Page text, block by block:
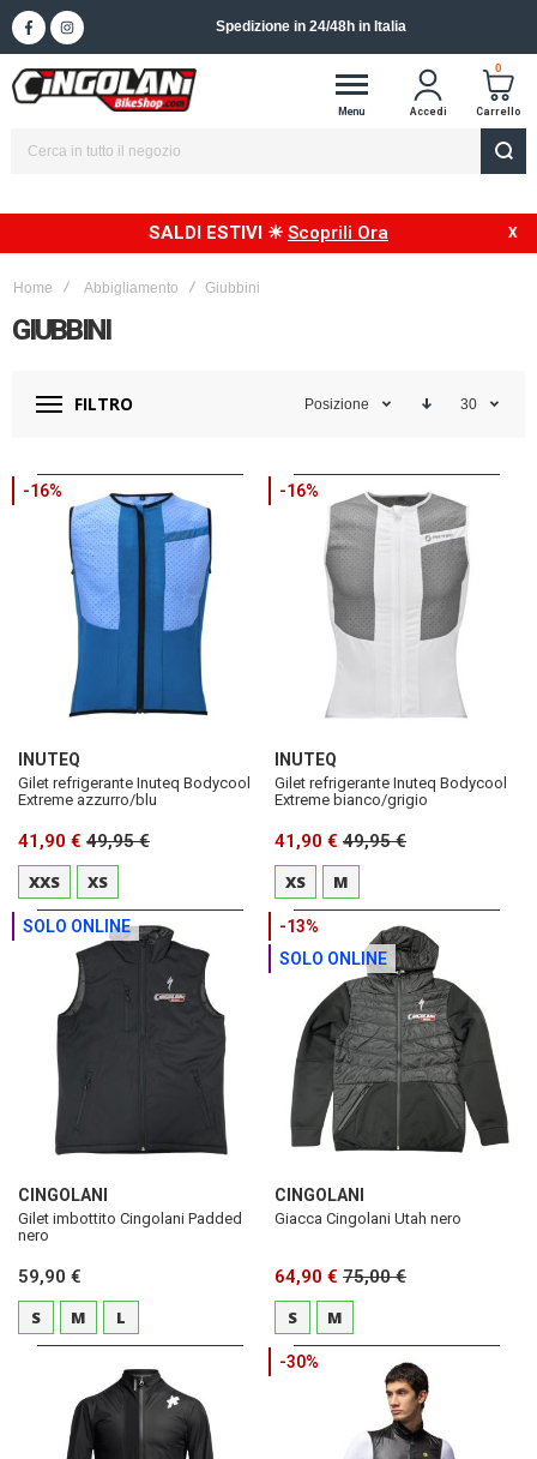
Spedizione in 24/48h in Italia
Menu Accedi
0
Carrello
SALDI ESTIVI ☀ Scoprili Ora
Home Abbigliamento Giubbini
GIUBBINI
FILTRO Posizione 30
-16%
INUTEQ
Gilet refrigerante Inuteq Bodycool
Extreme azzurro/blu
41,90 € 49,95 €
XXS
XS
-16%
INUTEQ
Gilet refrigerante Inuteq Bodycool
Extreme bianco/grigio
41,90 € 49,95 €
XS
M
SOLO ONLINE
CINGOLANI
Gilet imbottito Cingolani Padded
nero
59,90 €
S
M L
-13%
SOLO ONLINE
CINGOLANI
Giacca Cingolani Utah nero
64,90 € 75,00 €
S
M
-30%